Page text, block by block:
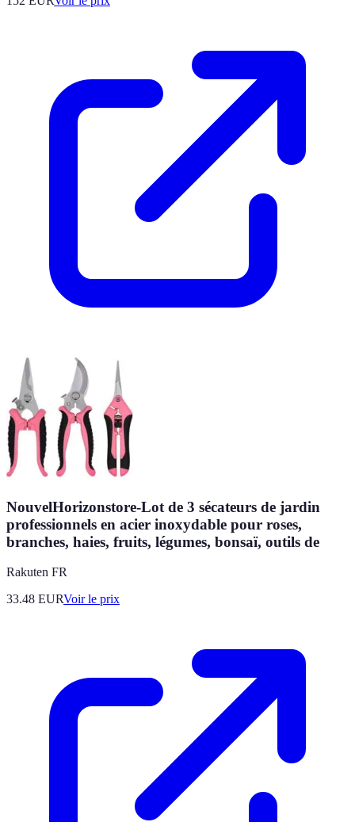
NouvelHorizonstore-Lot de 3 sécateurs de jardin
professionnels en acier inoxydable pour roses,
branches, haies, fruits, légumes, bonsaï, outils de
Rakuten FR
33.48 EURVoir le prix